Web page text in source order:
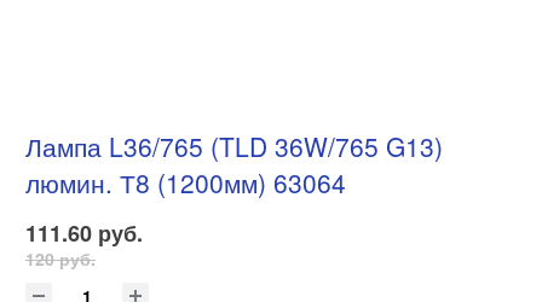
Лампа L36/765 (TLD 36W/765 G13)
люмин. Т8 (1200мм) 63064
111.60 руб.
120 руб.